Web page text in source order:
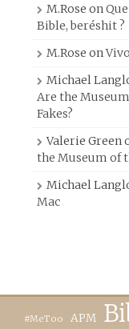
M.Rose on
Bible, beréshit ?
M.Rose on
Michael
Are the
Fakes?
Valerie Green
the Museum of
Michael
Mac
#MeToo APM